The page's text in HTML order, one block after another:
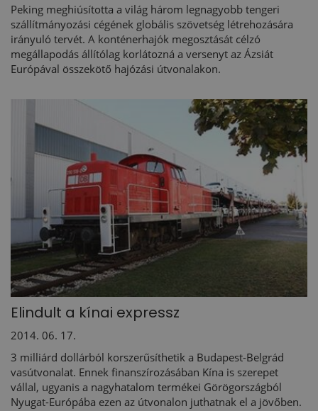
Peking meghiúsította a világ három legnagyobb tengeri
szállítmányozási cégének globális szövetség létrehozására
irányuló tervét. A konténerhajók megosztását célzó
megállapodás állítólag korlátozná a versenyt az Ázsiát
Európával összekötő hajózási útvonalakon.
Elindult a kínai expressz
2014. 06. 17.
3 milliárd dollárból korszerűsíthetik a Budapest-Belgrád
vasútvonalat. Ennek finanszírozásában Kína is szerepet
vállal, ugyanis a nagyhatalom termékei Görögországból
Nyugat-Európába ezen az útvonalon juthatnak el a jövőben.